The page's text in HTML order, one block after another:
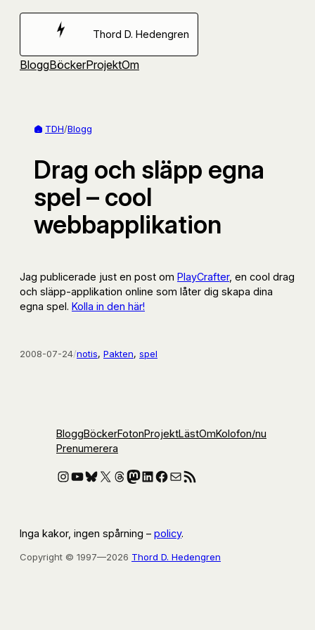
Hoppa
Thord D. Hedengren
BloggBöckerProjektOm
TDH/Blogg
Drag och släpp egna
spel – cool
webbapplikation
Jag publicerade just en post om PlayCrafter, en cool drag
och släpp-applikation online som låter dig skapa dina
egna spel. Kolla in den här!
2008-07-24/notis, Pakten, spel
BloggBöckerFotonProjektLästOmKolofon/nu
Prenumerera
Instagram
YouTube
Bluesky
X Threads
Mastodon
LinkedIn
Facebook
E-postRSS-flöde
Inga kakor, ingen spårning – policy.
Copyright © 1997—2026 Thord D. Hedengren